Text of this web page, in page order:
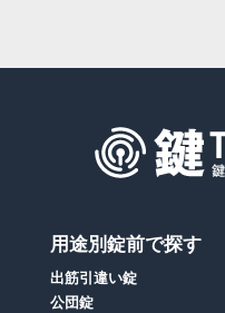
用途別錠前で探す
出筋引違い錠
公団錠